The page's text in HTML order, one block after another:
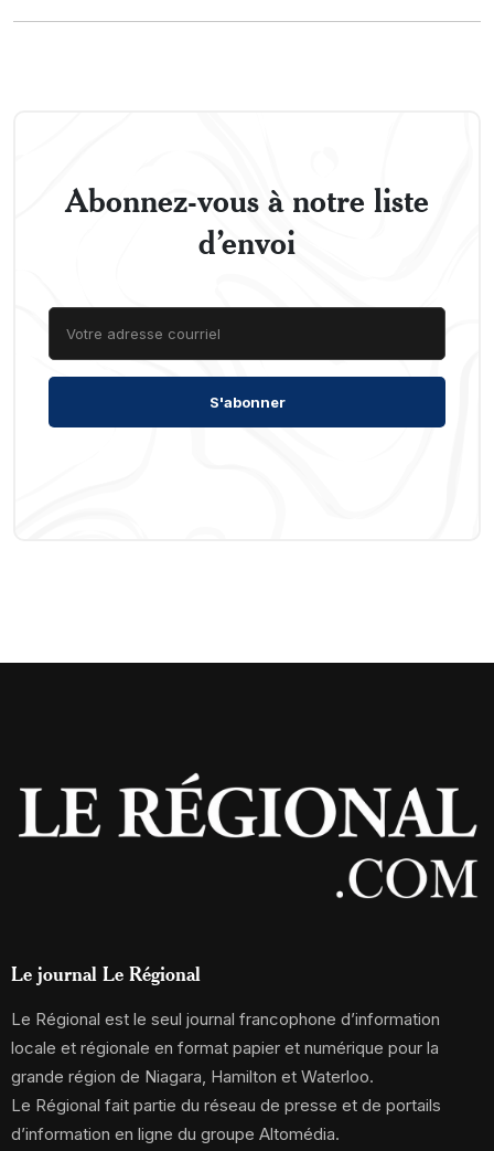
Abonnez-vous à notre liste
d’envoi
Le journal Le Régional
Le Régional est le seul journal francophone d’information
locale et régionale en format papier et numérique pour la
grande région de Niagara, Hamilton et Waterloo.
Le Régional fait partie du réseau de presse et de portails
d’information en ligne du groupe Altomédia.